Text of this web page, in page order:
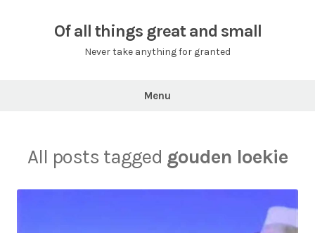
Of all things great and small
Never take anything for granted
Menu
All posts tagged gouden loekie